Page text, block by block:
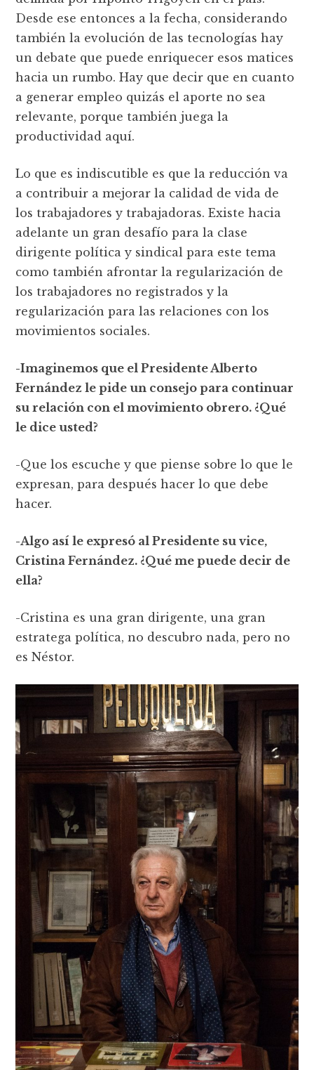
Desde ese entonces a la fecha, considerando
también la evolución de las tecnologías hay
un debate que puede enriquecer esos matices
hacia un rumbo. Hay que decir que en cuanto
a generar empleo quizás el aporte no sea
relevante, porque también juega la
productividad aquí.
Lo que es indiscutible es que la reducción va
a contribuir a mejorar la calidad de vida de
los trabajadores y trabajadoras. Existe hacia
adelante un gran desafío para la clase
dirigente política y sindical para este tema
como también afrontar la regularización de
los trabajadores no registrados y la
regularización para las relaciones con los
movimientos sociales.
-Imaginemos que el Presidente Alberto
Fernández le pide un consejo para continuar
su relación con el movimiento obrero. ¿Qué
le dice usted?
-Que los escuche y que piense sobre lo que le
expresan, para después hacer lo que debe
hacer.
-Algo así le expresó al Presidente su vice,
Cristina Fernández. ¿Qué me puede decir de
ella?
-Cristina es una gran dirigente, una gran
estratega política, no descubro nada, pero no
es Néstor.